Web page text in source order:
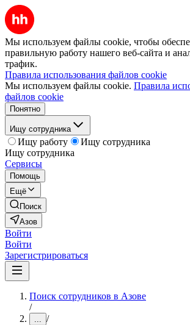
Мы используем файлы cookie, чтобы
правильную работу нашего веб-сайта и
трафик.
Правила использования файлов cookie
Мы используем файлы cookie. Правила
файлов cookie
Понятно
Ищу сотрудника
Ищу работу
Ищу сотрудника
Ищу сотрудника
Сервисы
Помощь
Ещё
Поиск
Азов
Войти
Войти
Зарегистрироваться
Поиск сотрудников в Азове
/
... /